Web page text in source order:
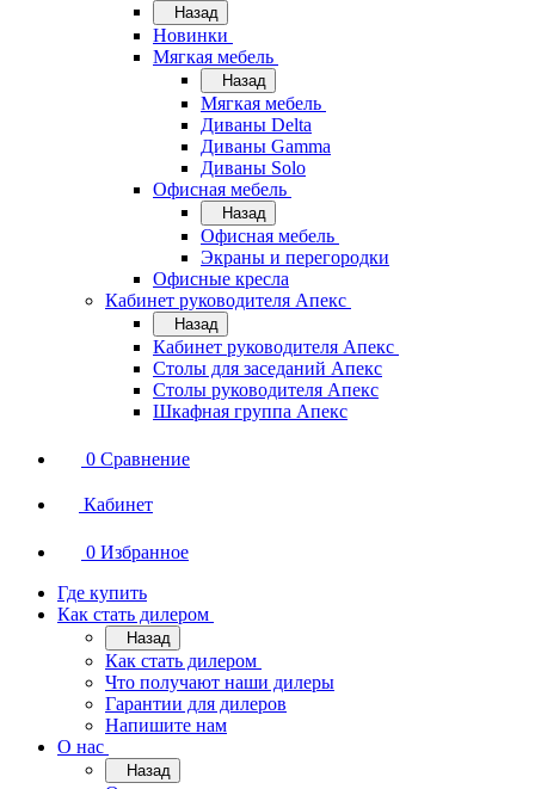
Назад
Новинки
Мягкая мебель
Назад
Мягкая мебель
Диваны Delta
Диваны Gamma
Диваны Solo
Офисная мебель
Назад
Офисная мебель
Экраны и перегородки
Офисные кресла
Кабинет руководителя Апекс
Назад
Кабинет руководителя Апекс
Столы для заседаний Апекс
Столы руководителя Апекс
Шкафная группа Апекс
0 Сравнение
Кабинет
0 Избранное
Где купить
Как стать дилером
Назад
Как стать дилером
Что получают наши дилеры
Гарантии для дилеров
Напишите нам
О нас
Назад